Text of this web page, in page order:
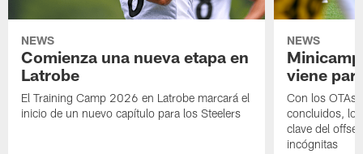
NEWS
Comienza una nueva etapa en
Latrobe
El Training Camp 2026 en Latrobe marcará el
inicio de un nuevo capítulo para los Steelers
NEWS
viene
Con los OTAs
concluidos,
clave del
incógnitas